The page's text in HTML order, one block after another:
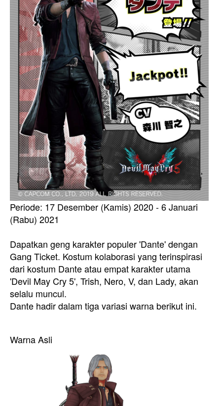
Periode: 17 Desember (Kamis) 2020 - 6 Januari
(Rabu) 2021
Dapatkan geng karakter populer 'Dante' dengan
Gang Ticket. Kostum kolaborasi yang terinspirasi
dari kostum Dante atau empat karakter utama
'Devil May Cry 5', Trish, Nero, V, dan Lady, akan
selalu muncul.
Dante hadir dalam tiga variasi warna berikut ini.
Warna Asli